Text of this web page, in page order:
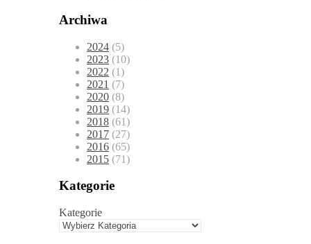
Archiwa
2024 (5)
2023 (10)
2022 (1)
2021 (7)
2020 (8)
2019 (14)
2018 (61)
2017 (27)
2016 (65)
2015 (71)
Kategorie
Kategorie